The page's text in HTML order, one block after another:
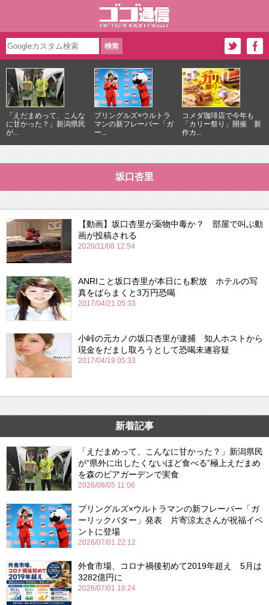
「えだまめって、こんな
に甘かった？」新潟県民
が...
プリングルズ×ウルトラ
マンの新フレーバー「ガ
ー...
コメダ珈琲店で今年も
「カリー祭り」開催 新
作カ...
坂口杏里
【動画】坂口杏里が薬物中毒か？ 部屋で叫ぶ動
画が投稿される
2020/11/08 12:54
ANRIこと坂口杏里が本日にも釈放 ホテルの写
真をばらまくと3万円恐喝
2017/04/21 05:33
小峠の元カノの坂口杏里が逮捕 知人ホストから
現金をだまし取ろうとして恐喝未遂容疑
2017/04/19 05:33
新着記事
「えだまめって、こんなに甘かった？」新潟県民
が“県外に出したくないほど食べる”極上えだまめ
を森のビアガーデンで実食
2026/08/05 11:06
プリングルズ×ウルトラマンの新フレーバー「ガ
ーリックバター」発表 片寄涼太さんが祝福イベ
ントに登場
2026/07/01 22:12
外食市場、コロナ禍後初めて2019年超え 5月は
3282億円に
2026/07/01 16:24